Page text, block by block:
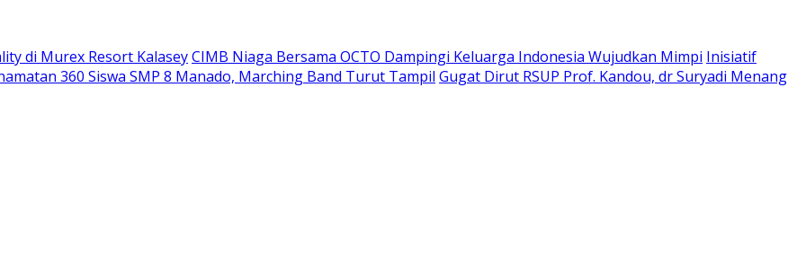
di Murex Resort KalaseyCIMB Niaga Bersama OCTO Dampingi Keluarga Indonesia Wujudkan Mimpi Inisiatif
360 Siswa SMP 8 Manado, Marching Band Turut Tampil Gugat Dirut RSUP Prof. Kandou, dr Suryadi Menang